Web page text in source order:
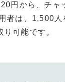
円から、チ
者は、1,500
可能です。